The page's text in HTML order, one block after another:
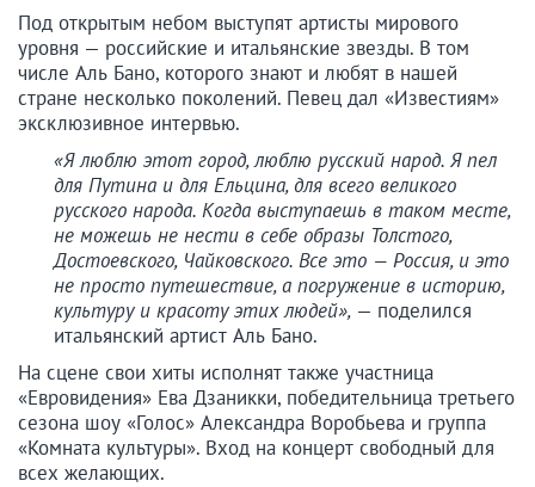
Под открытым небом выступят артисты мирового
уровня — российские и итальянские звезды. В том
числе Аль Бано, которого знают и любят в нашей
стране несколько поколений. Певец дал «Известиям»
эксклюзивное интервью.
«Я люблю этот город, люблю русский народ. Я пел
для Путина и для Ельцина, для всего великого
русского народа. Когда выступаешь в таком месте,
не можешь не нести в себе образы Толстого,
Достоевского, Чайковского. Все это — Россия, и это
не просто путешествие, а погружение в историю,
культуру и красоту этих людей», — поделился
итальянский артист Аль Бано.
На сцене свои хиты исполнят также участница
«Евровидения» Ева Дзаникки, победительница третьего
сезона шоу «Голос» Александра Воробьева и группа
«Комната культуры». Вход на концерт свободный для
всех желающих.